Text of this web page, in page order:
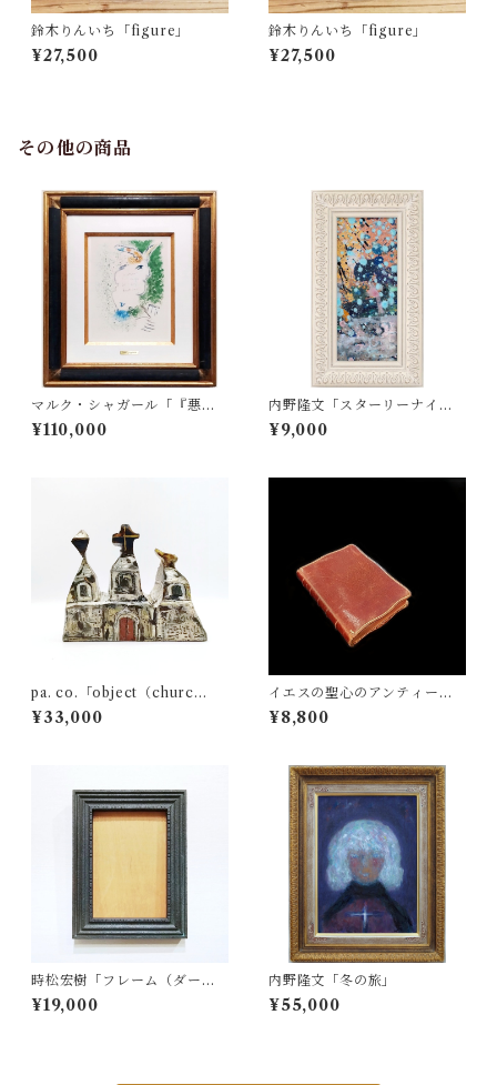
鈴木りんいち「figure」
¥27,500
鈴木りんいち「figure」
¥27,500
その他の商品
マルク・シャガール「『悪童
たち』より Pl.5」
¥110,000
内野隆文「スターリーナイ
ト」
¥9,000
pa. co.「object（churc
h）」
¥33,000
イエスの聖心のアンティーク
祈祷書
¥8,800
時松宏樹「フレーム（ダーク
グレー・A5サイズ）」
¥19,000
内野隆文「冬の旅」
¥55,000